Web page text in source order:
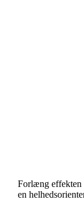
Forlæng effekten
en